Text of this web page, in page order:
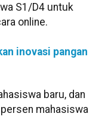
S1/D4 untuk
online.
inovasi pangan
baru, dan
mahasiswa